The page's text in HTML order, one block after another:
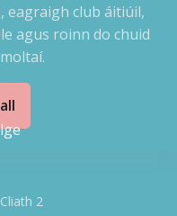
eagraigh club áitiúil,
agus roinn do chuid
2